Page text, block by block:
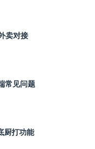
卖对接
常见问题
厨打功能